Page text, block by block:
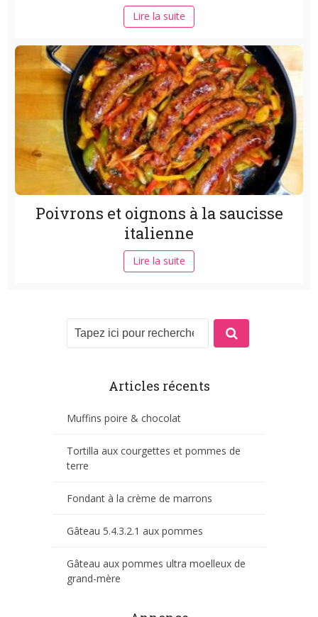
Lire la suite
Poivrons et oignons à la saucisse
italienne
Lire la suite
Articles récents
Muffins poire & chocolat
Tortilla aux courgettes et pommes de
terre
Fondant à la crème de marrons
Gâteau 5.4.3.2.1 aux pommes
Gâteau aux pommes ultra moelleux de
grand-mère